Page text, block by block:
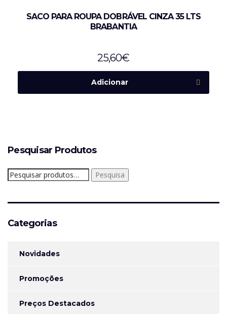
SACO PARA ROUPA DOBRÁVEL CINZA 35 LTS
BRABANTIA
25,60€
Adicionar
Pesquisar Produtos
Pesquisar
por:
Pesquisa
Categorias
Novidades
Promoções
Preços Destacados